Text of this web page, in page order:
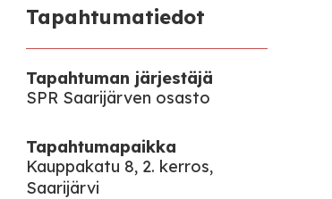
Tapahtumatiedot
Tapahtuman järjestäjä
SPR Saarijärven osasto
Tapahtumapaikka
Kauppakatu 8, 2. kerros,
Saarijärvi